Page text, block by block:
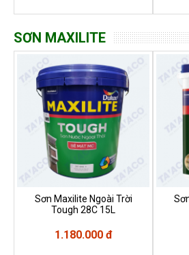
SƠN MAXILITE
Sơn Maxilite Ngoài Trời
Tough 28C 15L
1.180.000 đ